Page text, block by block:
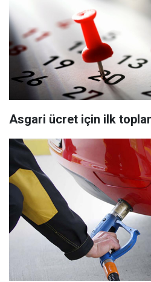
Asgari ücret için ilk